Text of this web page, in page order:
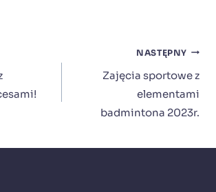
NASTĘPNY
Zajęcia sportowe z
elementami
badmintona 2023r.